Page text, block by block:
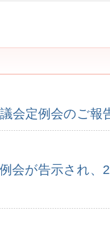
会定例会のご報
会が告示され、